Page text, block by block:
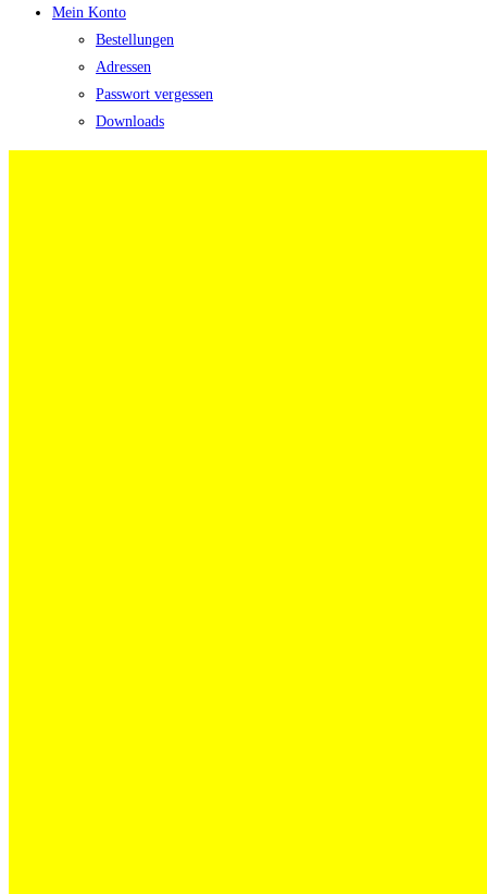
Mein Konto
Bestellungen
Adressen
Passwort vergessen
Downloads